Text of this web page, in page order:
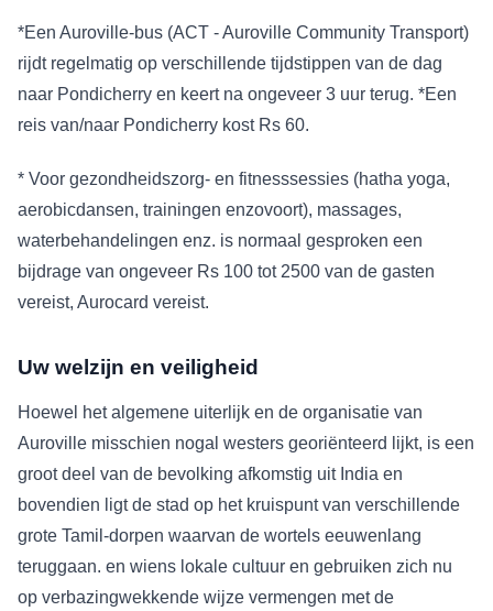
*Een Auroville-bus (ACT - Auroville Community Transport)
rijdt regelmatig op verschillende tijdstippen van de dag
naar Pondicherry en keert na ongeveer 3 uur terug. *Een
reis van/naar Pondicherry kost Rs 60.
* Voor gezondheidszorg- en fitnesssessies (hatha yoga,
aerobicdansen, trainingen enzovoort), massages,
waterbehandelingen enz. is normaal gesproken een
bijdrage van ongeveer Rs 100 tot 2500 van de gasten
vereist, Aurocard vereist.
Uw welzijn en veiligheid
Hoewel het algemene uiterlijk en de organisatie van
Auroville misschien nogal westers georiënteerd lijkt, is een
groot deel van de bevolking afkomstig uit India en
bovendien ligt de stad op het kruispunt van verschillende
grote Tamil-dorpen waarvan de wortels eeuwenlang
teruggaan. en wiens lokale cultuur en gebruiken zich nu
op verbazingwekkende wijze vermengen met de